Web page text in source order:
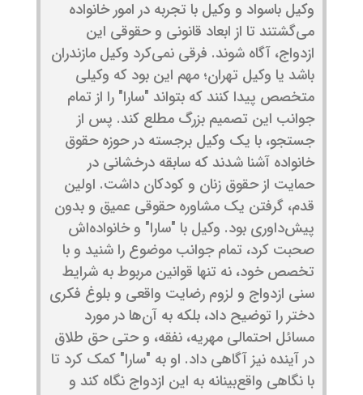
وکیل باسواد و وکیل با تجربه در امور خانواده
می‌گشتند تا از ابعاد قانونی و حقوقی این
ازدواج، آگاه شوند. فرقی نمی‌کرد وکیل مازندران
باشد یا وکیل تهران؛ مهم این بود که وکیلی
متخصص پیدا کنند که بتواند "سارا" را از تمام
جوانب این تصمیم بزرگ مطلع کند. پس از
جستجو، با یک وکیل برجسته در حوزه حقوق
خانواده آشنا شدند که سابقه درخشانی در
حمایت از حقوق زنان و کودکان داشت. اولین
قدم، گرفتن یک مشاوره حقوقی عمیق و بدون
پیش‌داوری بود. وکیل با "سارا" و خانواده‌اش
صحبت کرد، تمام جوانب موضوع را شنید و با
تخصص خود، نه تنها قوانین مربوط به شرایط
سنی ازدواج و لزوم رضایت واقعی و بلوغ فکری
دختر را توضیح داد، بلکه به آن‌ها در مورد
مسائل احتمالی مهریه، نفقه، و حتی حق طلاق
در آینده نیز آگاهی داد. او به "سارا" کمک کرد تا
با نگاهی واقع‌بینانه به این ازدواج نگاه کند و